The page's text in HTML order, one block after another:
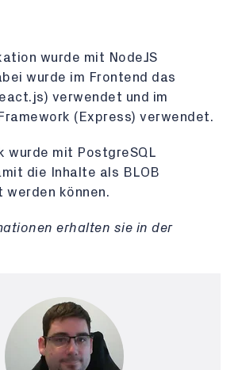
wurde mit NodeJS
wurde im Frontend das
verwendet und im
(Express) verwendet.
wurde mit PostgreSQL
die Inhalte als BLOB
werden können.
erhalten sie in der